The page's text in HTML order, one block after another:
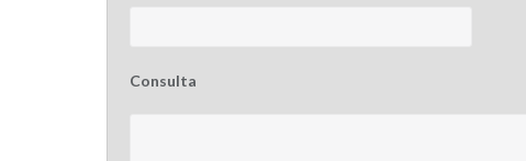
Consulta